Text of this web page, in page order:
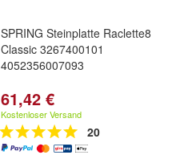
SPRING Steinplatte Raclette8
Classic 3267400101
4052356007093
61,42 €
Kostenloser Versand
20